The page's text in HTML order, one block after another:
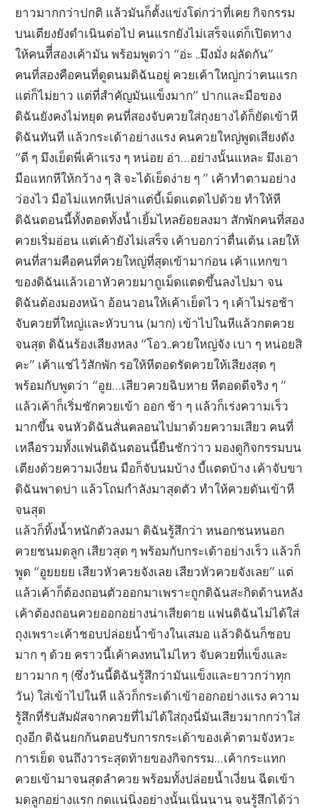
ยาวมากกว่าปกติ แล้วมันก็ตั้งแข่งโด่กว่าที่เคย กิจกรรม
บนเตียงยังดำเนินต่อไป คนแรกยังไม่เสร็จแต่ก็เปิดทาง
ให้คนทีี่สองเค้ามัน พร้อมพูดว่า “อ่ะ ..มึงมั่ง ผลัดกัน”
คนที่สองคือคนที่ดูดนมดิฉันอยู่ ควยเค้าใหญ่กว่าคนแรก
แต่ก็ไม่ยาว แต่ที่สำคัญมันแข็งมาก” ปากและมือของ
ดิฉันยังคงไม่หยุด คนที่สองจับควยใส่ถุงยางได้ก็ยัดเข้าหี
ดิฉันทันที แล้วกระเด้าอย่างแรง คนควยใหญ่พูดเสียงดัง
“ดี ๆ มึงเย็ดพี่เค้าแรง ๆ หน่อย อ่า…อย่างนั้นแหละ มึงเอา
มือแหกหีให้กว้าง ๆ สิ จะได้เย็ดง่าย ๆ ” เค้าทำตามอย่าง
ว่องไว มือไม่แหกหีเปล่าแต่บี้เม็ดแตดไปด้วย ทำให้หี
ดิฉันตอนนี้ทั้งตอดทั้งน้ำเยิ้มไหลย้อยลงมา สักพักคนที่สอง
ควยเริ่มอ่อน แต่เค้ายังไม่เสร็จ เค้าบอกว่าตื่นเต้น เลยให้
คนที่สามคือคนที่ควยใหญ่ที่สุดเข้ามาก่อน เค้าแหกขา
ของดิฉันแล้วเอาหัวควยมาถูเม็ดแตดขึ้นลงไปมา จน
ดิฉันต้องมองหน้า อ้อนวอนให้เค้าเย็ดไว ๆ เค้าไม่รอช้า
จับควยที่ใหญ่และหัวบาน (มาก) เข้าไปในหีแล้วกดควย
จนสุด ดิฉันร้องเสียงหลง “โอว..ควยใหญ่จัง เบา ๆ หน่อยสิ
คะ” เค้าแช่ไว้สักพัก รอให้หีตอดรัดควยให้เสียงสุด ๆ
พร้อมกับพูดว่า “อูย…เสียวควยฉิบหาย หีตอดดีจริง ๆ ”
แล้วเค้าก็เริ่มชักควยเข้า ออก ช้า ๆ แล้วก็เร่งความเร็ว
มากขึ้น จนหัวดิฉันสั่นคลอนไปมาด้วยความเสียว คนที่
เหลือรวมทั้งแฟนดิฉันตอนนี้ยืนชักว่าว มองดูกิจกรรมบน
เตียงด้วยความเงี่ยน มือก็จับนมบ้าง บี้แตดบ้าง เค้าจับขา
ดิฉันพาดบ่า แล้วโถมกำลังมาสุดตัว ทำให้ควยดันเข้าหี
จนสุด
แล้วก็ทิ้งน้ำหนักตัวลงมา ดิฉันรู้สึกว่า หนอกชนหนอก
ควยชนมดลูก เสียวสุด ๆ พร้อมกับกระเด้าอย่างเร็ว แล้วก็
พูด “อูยยยย เสียวหัวควยจังเลย เสียวหัวควยจังเลย” แต่
แล้วเค้าก็ต้องถอนตัวออกมาเพราะถูกดิฉันสะกิดด้านหลัง
เค้าต้องถอนควยออกอย่างน่าเสียดาย แฟนดิฉันไม่ได้ใส่
ถุงเพราะเค้าชอบปล่อยน้ำข้างในเสมอ แล้วดิฉันก็ชอบ
มาก ๆ ด้วย คราวนี้เค้าคงทนไม่ไหว จับควยที่แข็งและ
ยาวมาก ๆ (ซึ่งวันนี้ดิฉันรู้สึกว่ามันแข็งและยาวกว่าทุก
วัน) ใส่เข้าไปในหี แล้วก็กระเด้าเข้าออกอย่างแรง ความ
รู้สึกที่รับสัมผัสจากควยที่ไม่ได้ใส่ถุงนี่มันเสียวมากกว่าใส่
ถุงอีก ดิฉันยกก้นตอบรับการกระเด้าของเค้าตามจังหวะ
การเย็ด จนถึงวาระสุดท้ายของกิจกรรม…เค้ากระแทก
ควยเข้ามาจนสุดลำควย พร้อมทั้งปล่อยน้ำเงี่ยน ฉีดเข้า
มดลูกอย่างแรก กดแน่นิ่งอย่างนั้นเนิ่นนาน จนรู้สึกได้ว่า